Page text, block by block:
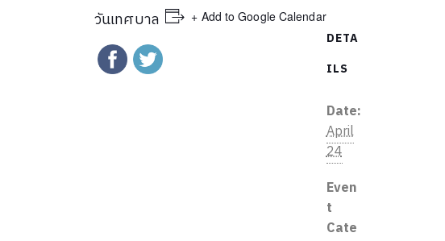
วันเทศบาล + Add to Google Calendar
DETA
ILS
Date:
April
24
Even
t
Cate